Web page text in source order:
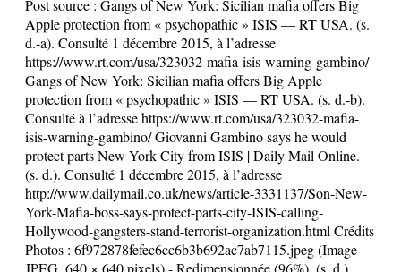
Post source : Gangs of New York: Sicilian mafia offers Big
Apple protection from « psychopathic » ISIS — RT USA. (s.
d.-a). Consulté 1 décembre 2015, à l’adresse
https://www.rt.com/usa/323032-mafia-isis-warning-gambino/
Gangs of New York: Sicilian mafia offers Big Apple
protection from « psychopathic » ISIS — RT USA. (s. d.-b).
Consulté à l’adresse https://www.rt.com/usa/323032-mafia-
isis-warning-gambino/ Giovanni Gambino says he would
protect parts New York City from ISIS | Daily Mail Online.
(s. d.). Consulté 1 décembre 2015, à l’adresse
http://www.dailymail.co.uk/news/article-3331137/Son-New-
York-Mafia-boss-says-protect-parts-city-ISIS-calling-
Hollywood-gangsters-stand-terrorist-organization.html Crédits
Photos : 6f972878fefec6cc6b3b692ac7ab7115.jpeg (Image
JPEG, 640 × 640 pixels) - Redimensionnée (96%). (s. d.).